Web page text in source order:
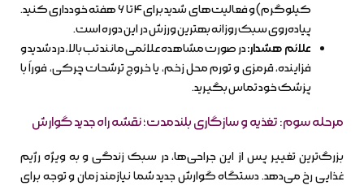
کیلوگرم) و فعالیت‌های شدید برای ۴ تا ۶ هفته خودداری کنید.
پیاده‌روی سبک روزانه بهترین ورزش در این دوره است.
علائم هشدار:در صورت مشاهده علائمی مانند تب بالا، درد شدید و
فزاینده، قرمزی و تورم محل زخم، یا خروج ترشحات چرکی، فوراً با
پزشک خود تماس بگیرید.
مرحله سوم: تغذیه و سازگاری بلندمدت؛ نقشه راه جدید گوارش
بزرگ‌ترین تغییر پس از این جراحی‌ها، در سبک زندگی و به ویژه رژیم
غذایی رخ می‌دهد. دستگاه گوارش جدید شما نیازمند زمان و توجه برای